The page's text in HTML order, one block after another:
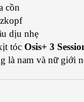
cồn
dịu nhẹ
tóc Osis+ 3
là nam và nữ giới